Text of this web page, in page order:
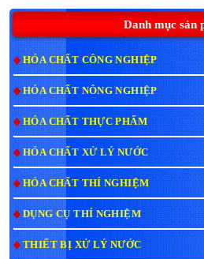
Danh mục sản
HÓA CHẤT CÔNG NGHIỆP
HÓA CHẤT NÔNG NGHIỆP
HÓA CHẤT THỰC PHẨM
HÓA CHẤT XỬ LÝ NƯỚC
HÓA CHẤT THÍ NGHIỆM
DỤNG CỤ THÍ NGHIỆM
THIẾT BỊ XỬ LÝ NƯỚC